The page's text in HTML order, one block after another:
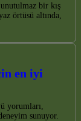
bir kış
örtüsü altında,
en iyi
yorumları,
sunuyor.